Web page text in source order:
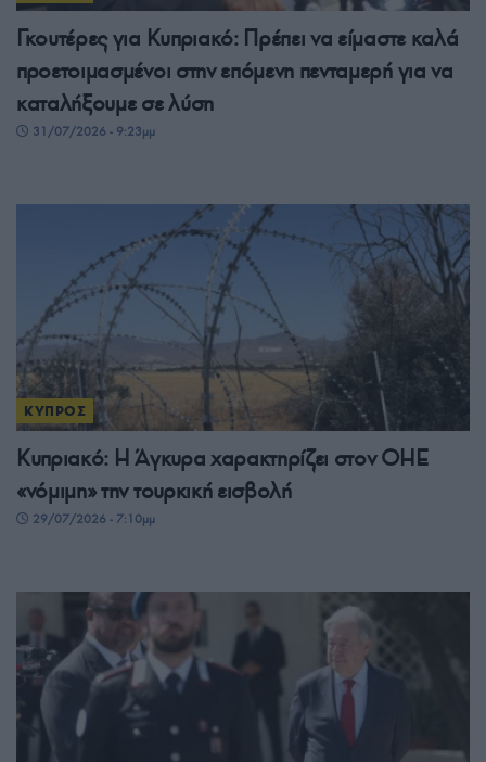
Γκουτέρες για Κυπριακό: Πρέπει να είμαστε καλά
προετοιμασμένοι στην επόμενη πενταμερή για να
καταλήξουμε σε λύση
31/07/2026 - 9:23μμ
ΚΥΠΡΟΣ
Κυπριακό: Η Άγκυρα χαρακτηρίζει στον ΟΗΕ
«νόμιμη» την τουρκική εισβολή
29/07/2026 - 7:10μμ